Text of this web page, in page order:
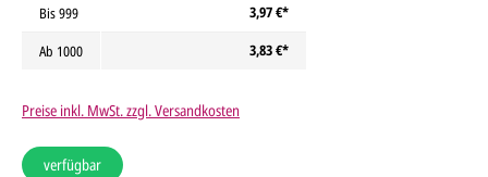
Bis999
3,97 €*
Ab 1000 3,83 €*
Preise inkl. MwSt. zzgl. Versandkosten
verfügbar